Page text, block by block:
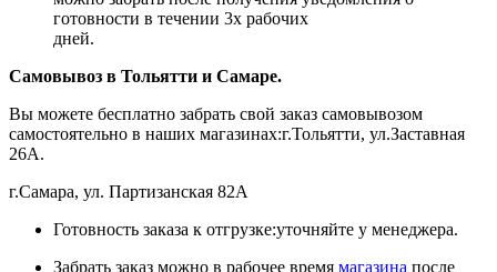
готовности в течении 3х рабочих
дней.
Самовывоз в Тольятти и Самаре.
Вы можете бесплатно забрать свой заказ самовывозом
самостоятельно в наших магазинах:г.Тольятти, ул.Заставная
26А.
г.Самара, ул. Партизанская 82А
Готовность заказа к отгрузке:уточняйте у менеджера.
Забрать заказ можно в рабочее время магазина после